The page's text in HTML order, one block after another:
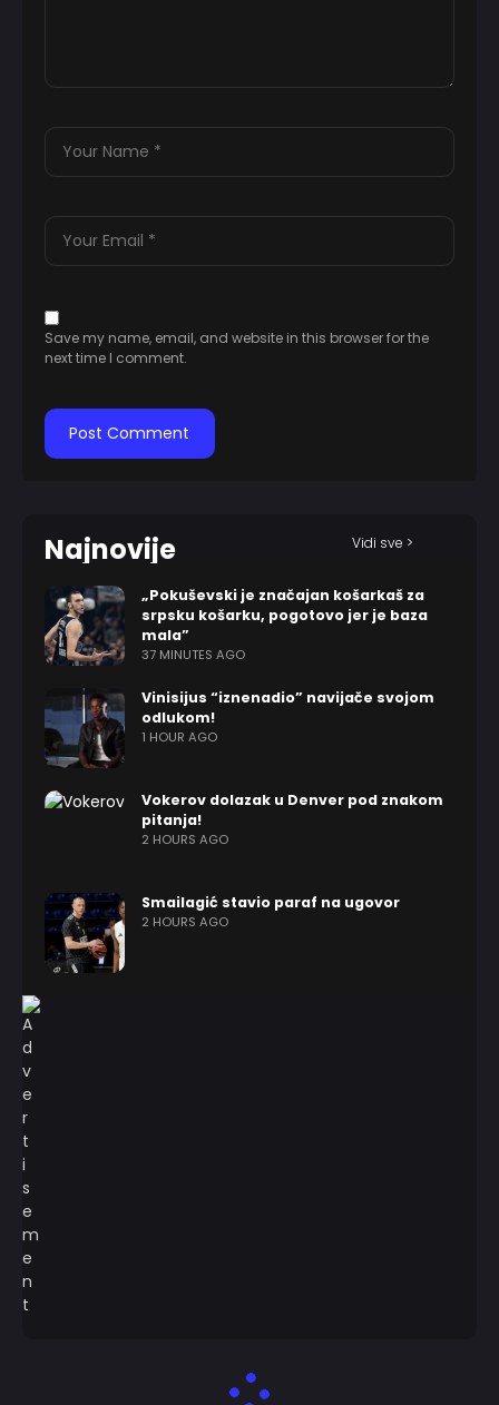
Save my name, email, and website in this browser for the
next time I comment.
Najnovije Vidi sve >
„Pokuševski je značajan košarkaš za
srpsku košarku, pogotovo jer je baza
mala”
37 MINUTES AGO
Vinisijus “iznenadio” navijače svojom
odlukom!
1 HOUR AGO
Vokerov dolazak u Denver pod znakom
pitanja!
2 HOURS AGO
Smailagić stavio paraf na ugovor
2 HOURS AGO